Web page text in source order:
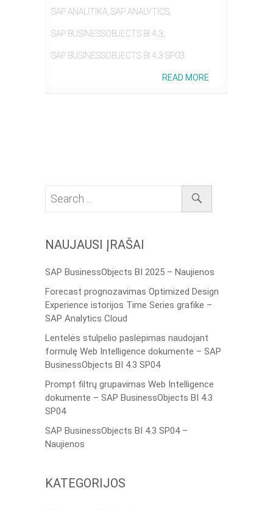
SAP ANALITIKA SAP ANALYTICS
SAP BUSINESSOBJECTS BI 4.3
SAP BUSINESSOBJECTS BI 4.3 SP03
READ MORE
NAUJAUSI ĮRAŠAI
SAP BusinessObjects BI 2025 – Naujienos
Forecast prognozavimas Optimized Design
Experience istorijos Time Series grafike –
SAP Analytics Cloud
Lentelės stulpelio paslėpimas naudojant
formulę Web Intelligence dokumente – SAP
BusinessObjects BI 4.3 SP04
Prompt filtrų grupavimas Web Intelligence
dokumente – SAP BusinessObjects BI 4.3
SP04
SAP BusinessObjects BI 4.3 SP04 –
Naujienos
KATEGORIJOS